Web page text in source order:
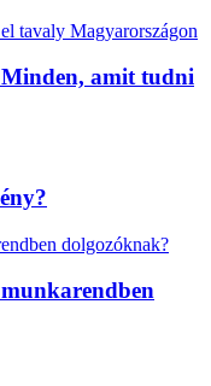
Minden, amit tudni